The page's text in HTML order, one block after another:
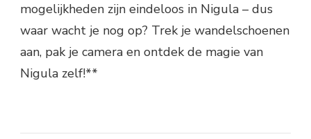
mogelijkheden zijn eindeloos in Nigula – dus
waar wacht je nog op? Trek je wandelschoenen
aan, pak je camera en ontdek de magie van
Nigula zelf!**